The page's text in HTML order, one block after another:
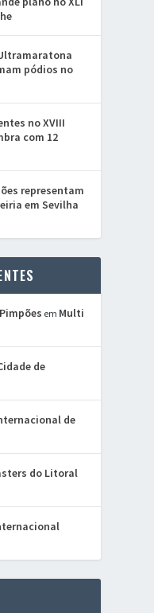
pódios no
no XVIII
com 12
representam
em Sevilha
em Multi
de
de
do Litoral